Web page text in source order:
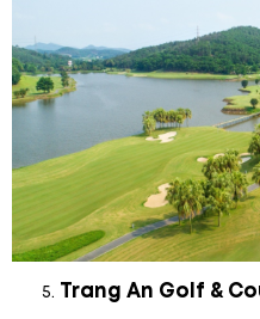
Trang An Golf &